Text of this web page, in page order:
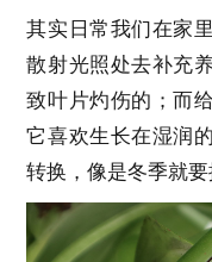
其实日常我们在家
散射光照处去补充
致叶片灼伤的；而
它喜欢生长在湿润
转换，像是冬季就要